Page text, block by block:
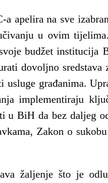
a apelira na sve
u ovim
budžet
dovoljno
građanima.
implementiraju
u BiH da bez daljeg
Zakon o
žaljenje što je